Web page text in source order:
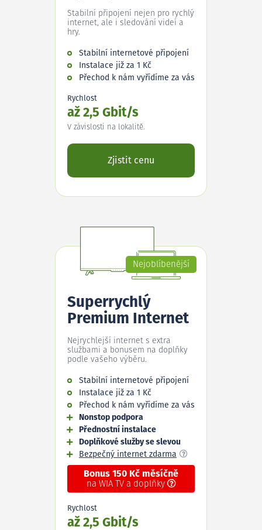
Stabilní připojení nejen pro rychlý
internet, ale i sledování videí a
hry.
Stabilní internetové připojení
Instalace již za 1 Kč
Přechod k nám vyřídíme za vás
Rychlost
až 2,5 Gbit/s
V závislosti na lokalitě.
Zjistit cenu
Nejoblíbenější
Superrychlý
Premium Internet
Nejrychlejší internet s extra
službami a bonusem na doplňky
podle vašeho výběru.
Stabilní internetové připojení
Instalace již za 1 Kč
Přechod k nám vyřídíme za vás
Nonstop podpora
Přednostní instalace
Doplňkové služby se slevou
Bezpečný internet zdarma
Bonus 150 Kč měsíčně
na WIA TV a doplňky
Rychlost
až 2,5 Gbit/s